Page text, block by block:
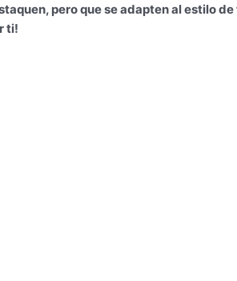
pero que se adapten al estilo de
ti!